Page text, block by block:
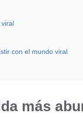
viral
con el mundo viral
más